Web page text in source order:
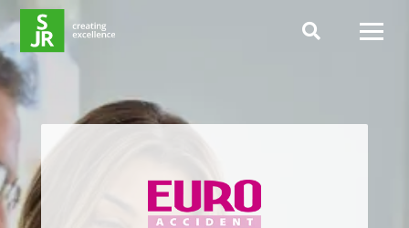
Hoppa till innehåll